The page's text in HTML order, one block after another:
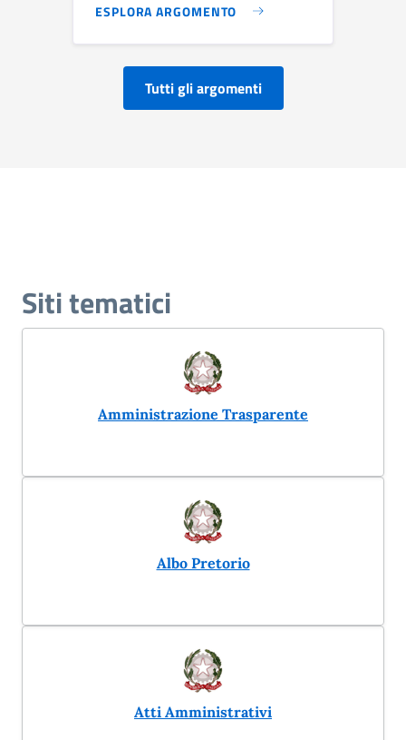
ESPLORA ARGOMENTO
Tutti gli argomenti
Siti tematici
Amministrazione Trasparente
Albo Pretorio
Atti Amministrativi